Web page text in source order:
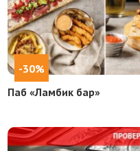
-30%
Паб «Ламбик бар»